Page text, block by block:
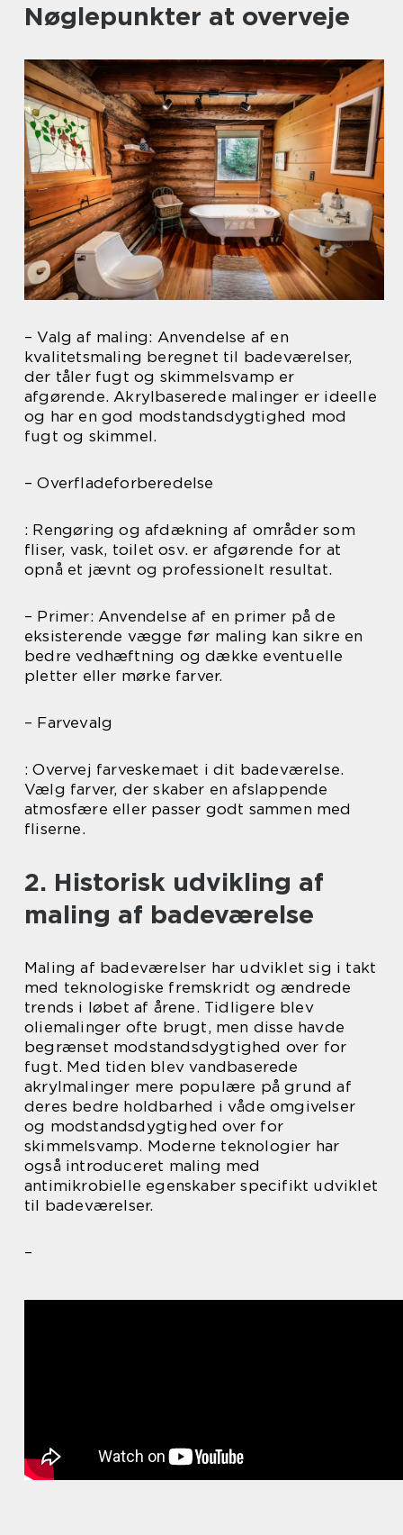
Nøglepunkter at overveje
– Valg af maling: Anvendelse af en
kvalitetsmaling beregnet til badeværelser,
der tåler fugt og skimmelsvamp er
afgørende. Akrylbaserede malinger er ideelle
og har en god modstandsdygtighed mod
fugt og skimmel.
– Overfladeforberedelse
: Rengøring og afdækning af områder som
fliser, vask, toilet osv. er afgørende for at
opnå et jævnt og professionelt resultat.
– Primer: Anvendelse af en primer på de
eksisterende vægge før maling kan sikre en
bedre vedhæftning og dække eventuelle
pletter eller mørke farver.
– Farvevalg
: Overvej farveskemaet i dit badeværelse.
Vælg farver, der skaber en afslappende
atmosfære eller passer godt sammen med
fliserne.
2. Historisk udvikling af
maling af badeværelse
Maling af badeværelser har udviklet sig i takt
med teknologiske fremskridt og ændrede
trends i løbet af årene. Tidligere blev
oliemalinger ofte brugt, men disse havde
begrænset modstandsdygtighed over for
fugt. Med tiden blev vandbaserede
akrylmalinger mere populære på grund af
deres bedre holdbarhed i våde omgivelser
og modstandsdygtighed over for
skimmelsvamp. Moderne teknologier har
også introduceret maling med
antimikrobielle egenskaber specifikt udviklet
til badeværelser.
–